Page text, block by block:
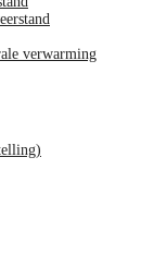
verwarming